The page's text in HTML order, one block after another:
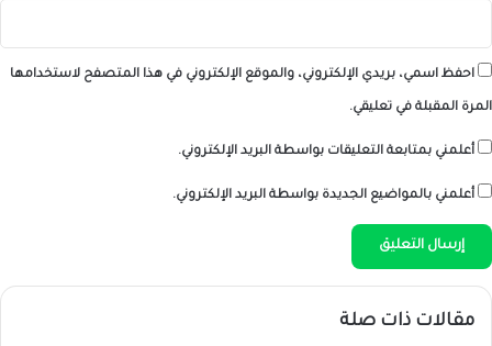
احفظ اسمي، بريدي الإلكتروني، والموقع الإلكتروني في هذا المتصفح لاستخدامها
المرة المقبلة في تعليقي.
أعلمني بمتابعة التعليقات بواسطة البريد الإلكتروني.
أعلمني بالمواضيع الجديدة بواسطة البريد الإلكتروني.
مقالات ذات صلة